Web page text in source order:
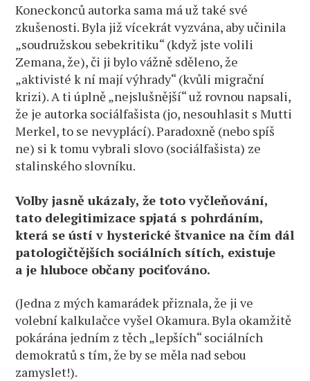
Koneckonců autorka sama má už také své
zkušenosti. Byla již vícekrát vyzvána, aby učinila
„soudružskou sebekritiku“ (když jste volili
Zemana, že), či ji bylo vážně sděleno, že
„aktivisté k ní mají výhrady“ (kvůli migrační
krizi). A ti úplně „nejslušnější“ už rovnou napsali,
že je autorka sociálfašista (jo, nesouhlasit s Mutti
Merkel, to se nevyplácí). Paradoxně (nebo spíš
ne) si k tomu vybrali slovo (sociálfašista) ze
stalinského slovníku.
Volby jasně ukázaly, že toto vyčleňování,
tato delegitimizace spjatá s pohrdáním,
která se ústí v hysterické štvanice na čím dál
patologičtějších sociálních sítích, existuje
a je hluboce občany pociťováno.
(Jedna z mých kamarádek přiznala, že ji ve
volební kalkulačce vyšel Okamura. Byla okamžitě
pokárána jedním z těch „lepších“ sociálních
demokratů s tím, že by se měla nad sebou
zamyslet!).